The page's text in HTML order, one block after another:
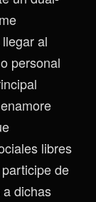
al
personal
libres
de
dichas